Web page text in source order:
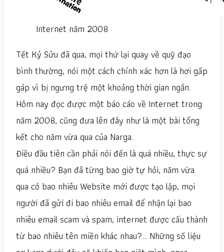
Internet năm 2008
Tết Kỷ Sửu đã qua, mọi thứ lại quay về quỹ đạo
bình thường, nói một cách chính xác hơn là hơi gấp
gáp vì bị ngưng trệ một khoảng thời gian ngắn.
Hôm nay đọc được một báo cáo về Internet trong
năm 2008, cũng đưa lên đây như là một bài tổng
kết cho năm vừa qua của Narga.
Điều đầu tiên cần phải nói đến là quá nhiều, thực sự
quá nhiều? Bạn đã từng bao giờ tự hỏi, năm vừa
qua có bao nhiêu Website mới được tạo lập, mọi
người đã gửi đi bao nhiêu email để nhận lại bao
nhiêu email scam và spam, internet được cấu thành
từ bao nhiêu tên miền khác nhau?… Những số liệu